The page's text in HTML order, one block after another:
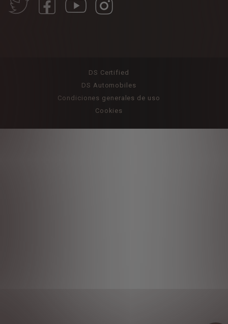
DS Certified
DS Automobiles
Condiciones generales de uso
Cookies